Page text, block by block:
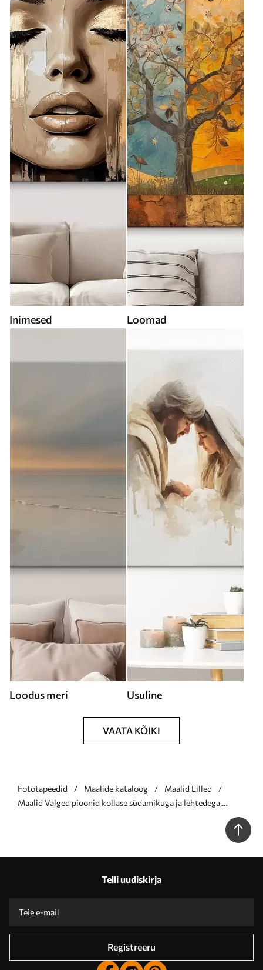
Inimesed Loomad
Loodus meri Usuline
VAATA KÕIKI
Fototapeedid Maalide kataloog
Maalid Lilled
Maalid Valged pioonid kollase südamikuga ja lehtedega,
pehmed pintslitõmbed, helesinine taust, lillekompositsioon
Telli uudiskirja
Registreeru